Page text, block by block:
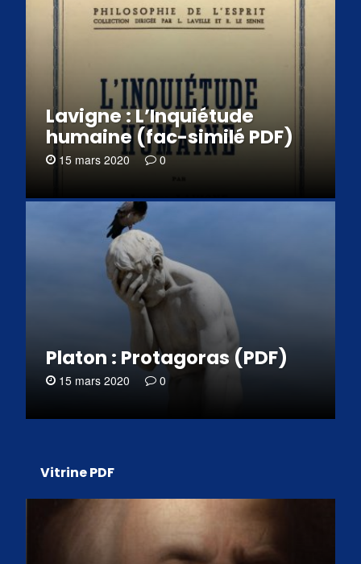
Lavigne : L’Inquiétude
humaine (fac-similé PDF)
15 mars 2020 0
Platon : Protagoras (PDF)
15 mars 2020 0
Vitrine PDF